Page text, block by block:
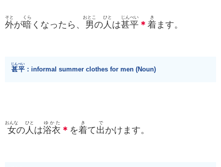
外
そと
が暗
くら
くなったら、 男
おとこ
の 人
ひと
は甚
じん
平
べい
＊ 着
き
ます。
甚平
じんべい
：informal summer clothes for men (Noun)
女
おんな
の人
ひと
は浴衣
ゆかた
＊ を着
き
て出
で
かけます。